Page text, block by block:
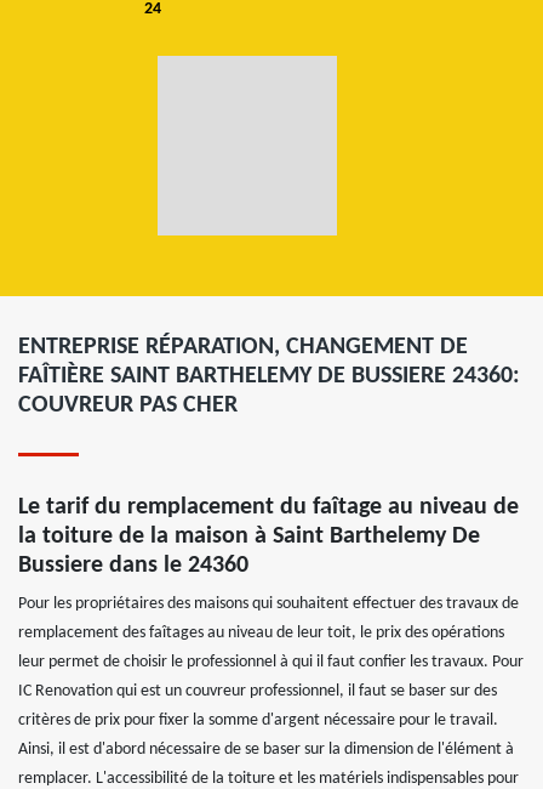
24
ENTREPRISE RÉPARATION, CHANGEMENT DE
FAÎTIÈRE SAINT BARTHELEMY DE BUSSIERE 24360:
COUVREUR PAS CHER
Le tarif du remplacement du faîtage au niveau de
la toiture de la maison à Saint Barthelemy De
Bussiere dans le 24360
Pour les propriétaires des maisons qui souhaitent effectuer des travaux de
remplacement des faîtages au niveau de leur toit, le prix des opérations
leur permet de choisir le professionnel à qui il faut confier les travaux. Pour
IC Renovation qui est un couvreur professionnel, il faut se baser sur des
critères de prix pour fixer la somme d'argent nécessaire pour le travail.
Ainsi, il est d'abord nécessaire de se baser sur la dimension de l'élément à
remplacer. L'accessibilité de la toiture et les matériels indispensables pour